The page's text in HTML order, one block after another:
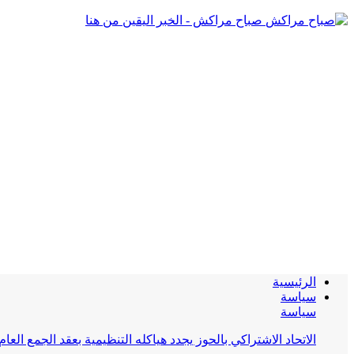
صباح مراكش - الخبر اليقين من هنا
الرئيسية
سياسة
سياسة
الاتحاد الاشتراكي بالحوز يجدد هياكله التنظيمية بعقد الجمع